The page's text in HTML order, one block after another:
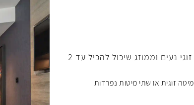
לאחר יום חווייתי ברחבי לימסול התרווחו בנחת בחדר זוגי נעים וממוזג שיכול להכיל עד 2
מיטה זוגית או שתי מיטות נפרדות